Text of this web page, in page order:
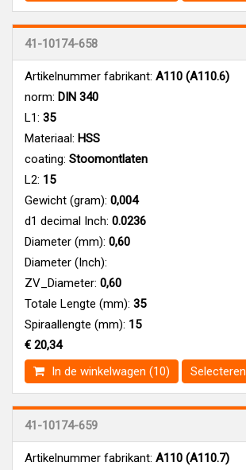
41-10174-658
Artikelnummer fabrikant: A110 (A110.6)
norm: DIN 340
L1: 35
Materiaal: HSS
coating: Stoomontlaten
L2: 15
Gewicht (gram): 0,004
d1 decimal Inch: 0.0236
Diameter (mm): 0,60
Diameter (Inch):
ZV_Diameter: 0,60
Totale Lengte (mm): 35
Spiraallengte (mm): 15
€ 20,34
In de winkelwagen (10)
Selecteren
41-10174-659
Artikelnummer fabrikant: A110 (A110.7)